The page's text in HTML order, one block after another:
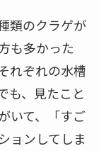
類のクラゲが
も多かった
れぞれの水槽
も、見たこと
いて、「すご
ョンしてしま